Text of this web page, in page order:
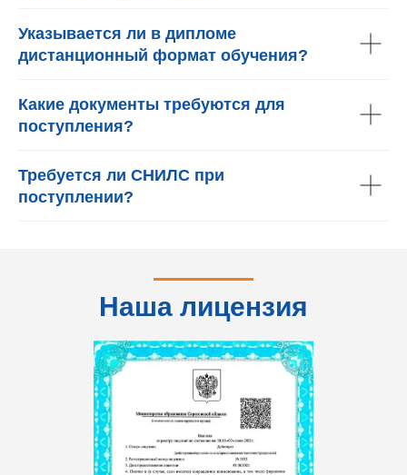
Указывается ли в дипломе
дистанционный формат обучения?
Какие документы требуются для
поступления?
Требуется ли СНИЛС при
поступлении?
Наша лицензия